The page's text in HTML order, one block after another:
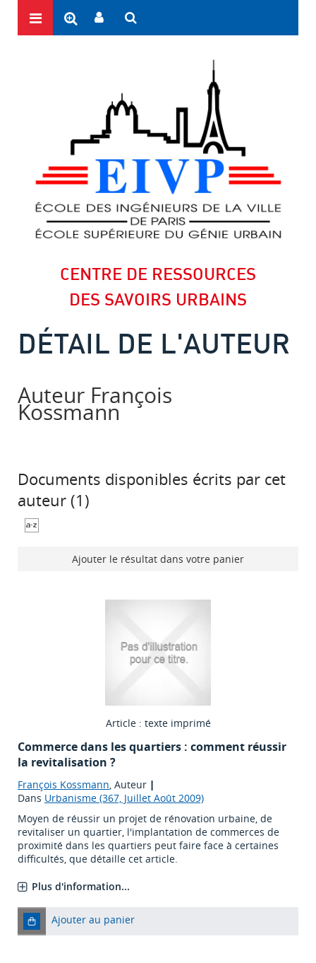
CENTRE DE RESSOURCES
DES SAVOIRS URBAINS
DÉTAIL DE L'AUTEUR
Auteur François
Kossmann
Documents disponibles écrits par cet
auteur (1 )
Ajouter le résultat dans votre panier
Article : texte imprimé
Commerce dans les quartiers : comment réussir
la revitalisation ?
François Kossmann, Auteur |
Dans Urbanisme (367, Juillet Août 2009)
Moyen de réussir un projet de rénovation urbaine, de
revitaliser un quartier, l'implantation de commerces de
proximité dans les quartiers peut faire face à certaines
difficultés, que détaille cet article.
Plus d'information...
Ajouter au panier